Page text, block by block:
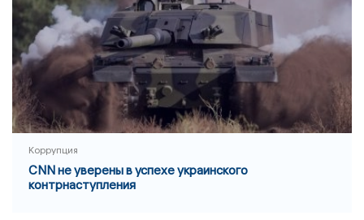
Коррупция
CNN не уверены в успехе украинского
контрнаступления